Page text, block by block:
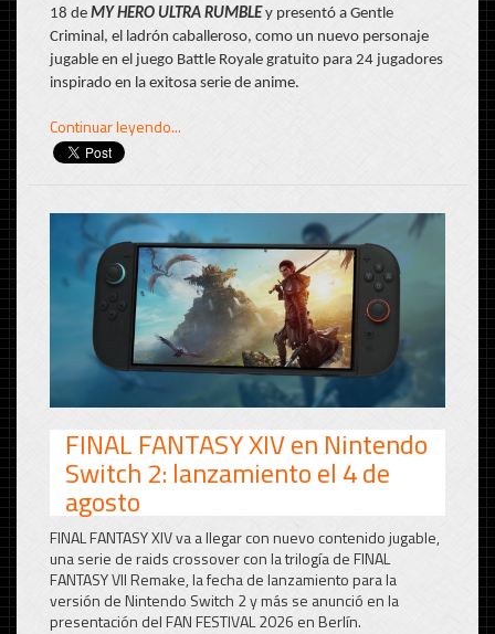
18 de MY HERO ULTRA RUMBLEy presentó a Gentle
Criminal, el ladrón caballeroso, como un nuevo personaje
jugable en el juego Battle Royale gratuito para 24 jugadores
inspirado en la exitosa serie de anime.
Continuar leyendo...
FINAL FANTASY XIV en Nintendo
Switch 2: lanzamiento el 4 de
agosto
FINAL FANTASY XIV va a llegar con nuevo contenido jugable,
una serie de raids crossover con la trilogía de FINAL
FANTASY VII Remake, la fecha de lanzamiento para la
versión de Nintendo Switch 2 y más se anunció en la
presentación del FAN FESTIVAL 2026 en Berlín.